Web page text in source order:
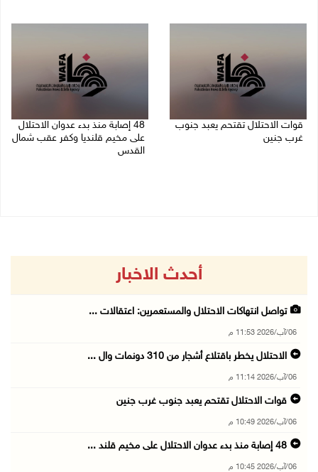
قوات الاحتلال تقتحم يعبد جنوب
غرب جنين
48 إصابة منذ بدء عدوان الاحتلال
على مخيم قلنديا وكفر عقب شمال
القدس
أحدث الاخبار
تواصل انتهاكات الاحتلال والمستعمرين: اعتقالات ...
06/آب/2026 11:53 م
الاحتلال يخطر باقتلاع أشجار من 310 دونمات وال ...
06/آب/2026 11:14 م
قوات الاحتلال تقتحم يعبد جنوب غرب جنين
06/آب/2026 10:49 م
48 إصابة منذ بدء عدوان الاحتلال على مخيم قلند ...
06/آب/2026 10:45 م